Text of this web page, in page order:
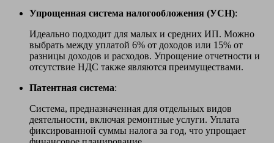
Упрощенная система налогообложения (УСН):
Идеально подходит для малых и средних ИП. Можно
выбрать между уплатой 6% от доходов или 15% от
разницы доходов и расходов. Упрощение отчетности и
отсутствие НДС также являются преимуществами.
Патентная система:
Система, предназначенная для отдельных видов
деятельности, включая ремонтные услуги. Уплата
фиксированной суммы налога за год, что упрощает